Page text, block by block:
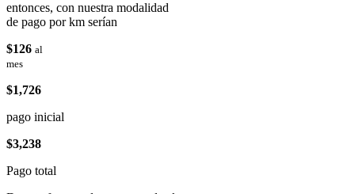
entonces, con nuestra modalidad
de pago por km serían
$126 al
mes
$1,726
pago inicial
$3,238
Pago total